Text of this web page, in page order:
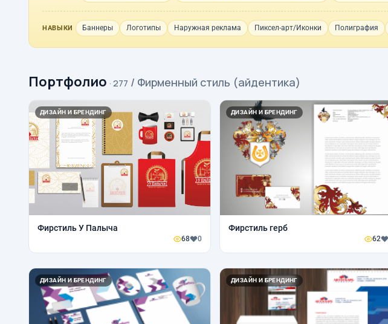
НАВЫКИ Баннеры Логотипы Наружная реклама Пиксел-арт/Иконки Полиграфия
Портфолио · 277 / Фирменный стиль (айдентика)
ДИЗАЙН И БРЕНДИНГ
Фирстиль У Палыча
68 0
ДИЗАЙН И БРЕНДИНГ
Фирстиль герб
62
ДИЗАЙН И БРЕНДИНГ ДИЗАЙН И БРЕНДИНГ